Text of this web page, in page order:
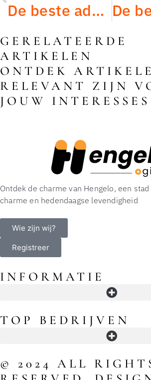
De beste advocaten in Hengelo
GERELATEERDE
ARTIKELEN
ONTDEK
RELEVANT ZIJN
JOUW INTERESSES
Ontdek de charme van Hengelo, een
charme en hedendaagse levendigheid
Wie zijn wij?
Registreer
INFORMATIE
TOP BEDRIJVEN
© 2024 ALL